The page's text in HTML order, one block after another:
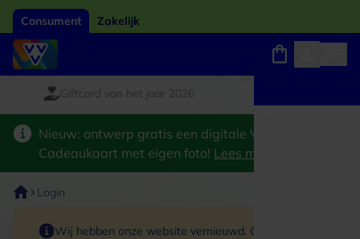
Consument Zakelijk
Giftcard van het jaar 2026Keuze uit 18.000 locaties
Winkels, webshops en uitjes
Nieuw: ontwerp gratis een digitale VVV
Cadeaukaart met eigen foto! Lees meer
Login
Wij hebben onze website vernieuwd. Om in te